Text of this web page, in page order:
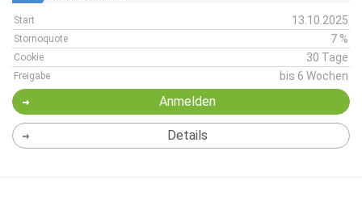
Start 13.10.2025
Stornoquote 7 %
Cookie 30 Tage
Freigabe bis 6 Wochen
Anmelden
Details